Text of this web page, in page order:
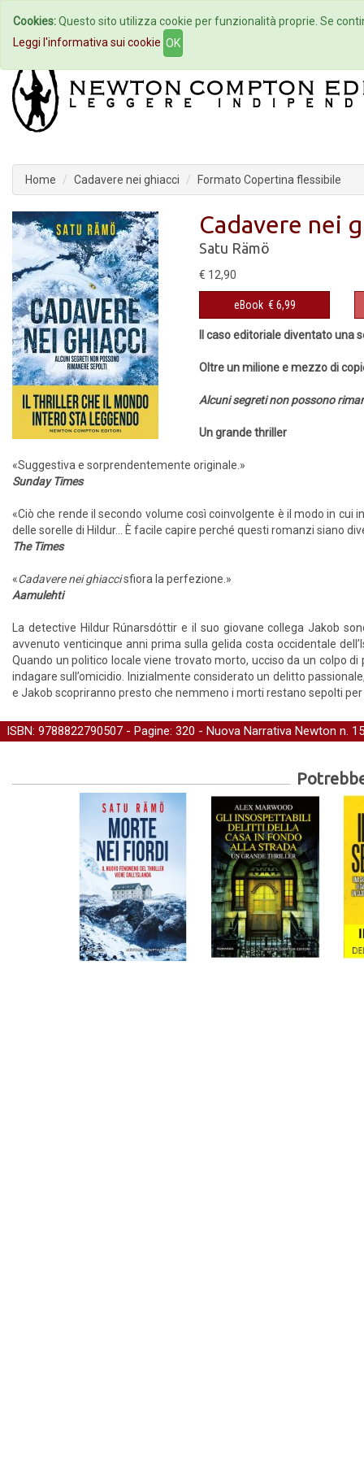
Home Autori Eventi
Home Cadavere nei ghiacci Formato Copertina flessibile
Cadavere nei
Satu Rämö
€ 12,90
eBook € 6,99
Il caso editoriale diventato una
Oltre un milione e mezzo di
Alcuni segreti non possono
Un grande thriller
«Suggestiva e sorprendentemente originale.»
Sunday Times
«Ciò che rende il secondo volume così coinvolgente è il modo in
delle sorelle di Hildur... È facile capire perché questi romanzi siano
The Times
«Cadavere nei ghiaccisfiora la perfezione.»
Aamulehti
La detective Hildur Rúnarsdóttir e il suo giovane collega Jakob
avvenuto venticinque anni prima sulla gelida costa occidentale
Quando un politico locale viene trovato morto, ucciso da un colpo
indagare sull’omicidio. Inizialmente considerato un delitto
e Jakob scopriranno presto che nemmeno i morti restano sepolti
ISBN: 9788822790507 - Pagine: 320 - Nuova Narrativa Newton n.
Cookies:Questo sito utilizza cookie per funzionalità proprie. Se
Leggi l'informativa sui cookie OK